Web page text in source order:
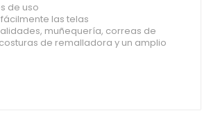
de uso
las telas
muñequería, correas de
de remalladora y un amplio